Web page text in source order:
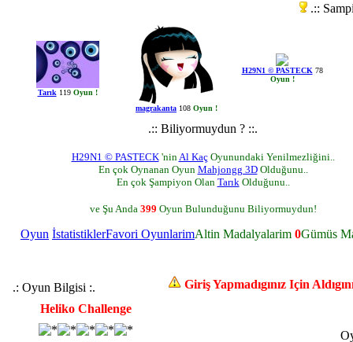
.::
Tarık 119 Oyun !
magrakanta 108 Oyun !
H29N1 © PASTECK 78
Oyun !
.:: Biliyormuydun ? ::.
H29N1 © PASTECK'nin Al KaçOyunundaki Yenilmezliğini..
En çok Oynanan Oyun Mahjongg 3DOlduğunu..
En çok Şampiyon Olan Tarık Olduğunu..
ve Şu Anda 399 Oyun Bulunduğunu Biliyormuydun!
Oyun İstatistiklerFavori OyunlarimAltin Madalyalarim 0Gümüs
.: Oyun Bilgisi :.
Heliko Challenge
Giriş Yapmadıgınız Için